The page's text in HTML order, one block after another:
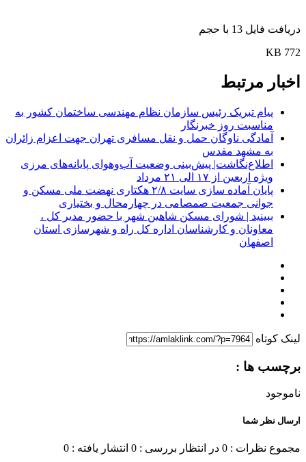
دریافت فایل 13 با حجم
772 KB
اخبار مرتبط
پیام تبریک رئیس سازمان نظام مهندسی ساختمان کشور به
مناسبت روز خبرنگار
آمادگی ناوگان حمل و نقل مسافری تهران جهت اعزام زائران
به مشهد مقدس
اطلاع‌نگاشت| پیش‌بینی وضعیت آب‌وهوای پایانه‌های مرزی
ویژه اربعین از ۱۷ الی ۲۱ مرداد
پایان آماده‌ سازی سایت ۲/۸ هکتاری نهضت ملی مسکن و
جوانی جمعیت صمصامی در چهارمحال و بختیاری
ببینید | شورای مسکن شاهین شهر با حضور مدیر کل ،
معاونان و کارشناسان اداره کل راه و شهرسازی استان
اصفهان
لینک کوتاه
برچسب ها :
ناموجود
ارسال نظر شما
مجموع نظرات : 0 در انتظار بررسی : 0 انتشار یافته : 0